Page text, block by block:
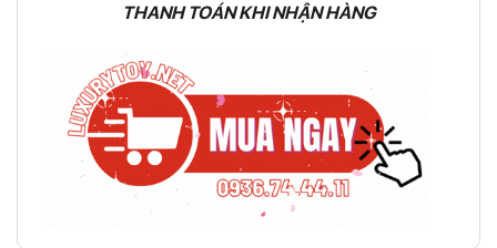
THANH TOÁN KHI NHẬN HÀNG